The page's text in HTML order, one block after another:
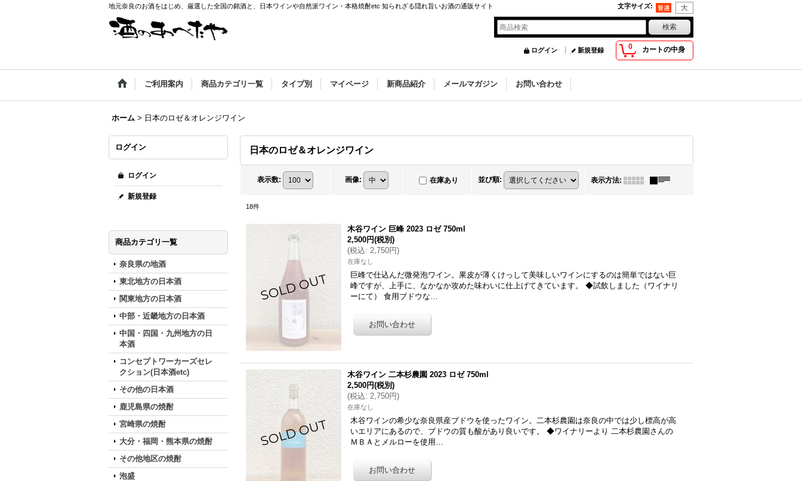
地元奈良のお酒をはじめ、厳選した全国の銘酒と、日本ワインや自然派ワイン・本格焼酎etc 知られざる隠れ旨いお酒の通販サイト 文字サイズ:
0 カートの中身
ログイン 新規登録
ご利用案内 商品カテゴリ一覧 タイプ別 マイページ 新商品紹介 メールマガジン お問い合わせ
ホーム > 日本のロゼ＆オレンジワイン
ログイン
ログイン
新規登録
商品カテゴリ一覧
奈良県の地酒
東北地方の日本酒
関東地方の日本酒
中部・近畿地方の日本酒
中国・四国・九州地方の日
本酒
コンセプトワーカーズセレ
クション(日本酒etc)
その他の日本酒
鹿児島県の焼酎
宮崎県の焼酎
大分・福岡・熊本県の焼酎
その他地区の焼酎
泡盛
日本のロゼ＆オレンジワイン
表示数: 画像: 在庫あり 並び順: 表示方法:
18件
木谷ワイン 巨峰 2023 ロゼ 750ml
2,500円(税別)
(税込: 2,750円)
在庫なし
巨峰で仕込んだ微発泡ワイン。果皮が薄くけっして美味しいワインにするのは簡単ではない巨
峰ですが、上手に、なかなか攻めた味わいに仕上げてきています。 ◆試飲しました（ワイナリ
ーにて） 食用ブドウな…
木谷ワイン 二本杉農園 2023 ロゼ 750ml
2,500円(税別)
(税込: 2,750円)
在庫なし
木谷ワインの希少な奈良県産ブドウを使ったワイン。二本杉農園は奈良の中では少し標高が高
いエリアにあるので、ブドウの質も酸があり良いです。 ◆ワイナリーより 二本杉農園さんの
ＭＢＡとメルローを使用…